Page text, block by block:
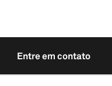
Entre em contato